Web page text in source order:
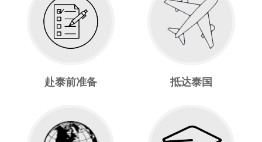
赴泰前准备 抵达泰国